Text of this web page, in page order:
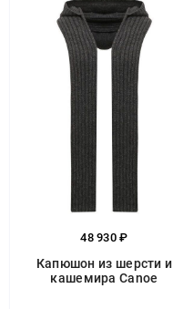
48 930 ₽
Капюшон из шерсти и
кашемира Canoe